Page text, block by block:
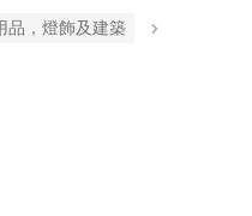
品，燈飾及建築